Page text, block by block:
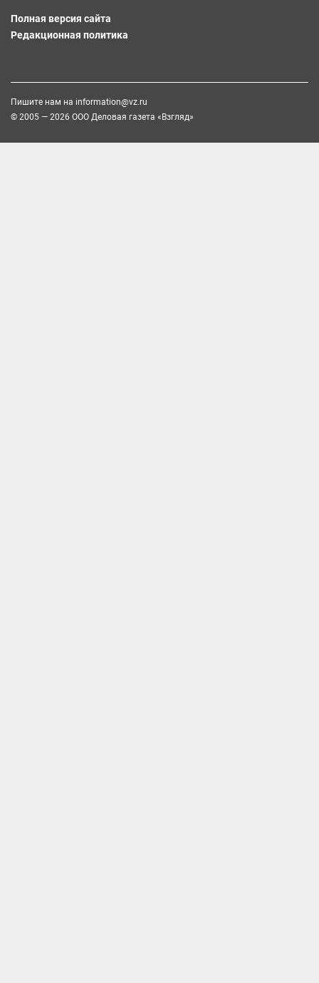
Полная версия сайта
Редакционная политика
Пишите нам на information@vz.ru
© 2005 — 2026 ООО Деловая газета «Взгляд»